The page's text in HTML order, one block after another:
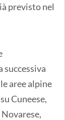
previsto nel
aree alpine
Cuneese,